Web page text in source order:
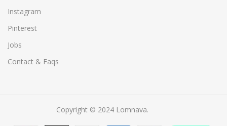
Instagram
Pinterest
Jobs
Contact & Faqs
Copyright © 2024 Lomnava.